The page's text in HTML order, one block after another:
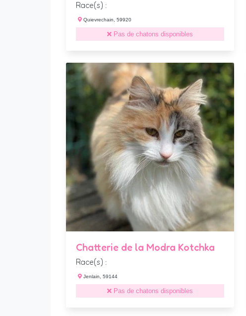
Race(s) :
Quievrechain, 59920
Pas de chatons disponibles
Chatterie de la Modra Kotchka
Race(s) :
Jenlain, 59144
Pas de chatons disponibles